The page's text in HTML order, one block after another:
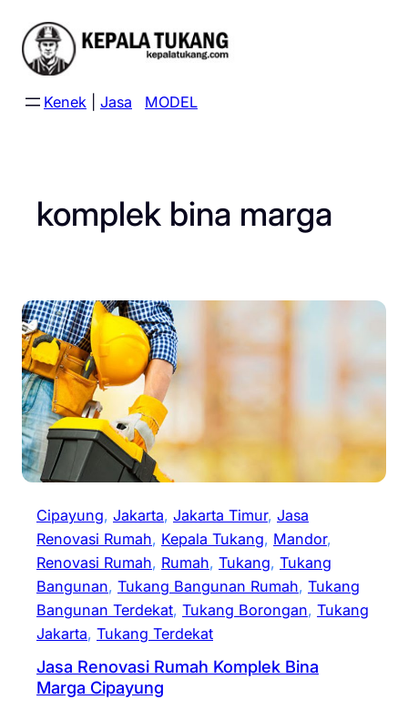
content
Kenek Jasa MODEL
komplek bina marga
Cipayung, Jakarta, Jakarta Timur, Jasa
Renovasi Rumah, Kepala Tukang, Mandor
Renovasi Rumah, Rumah, Tukang, Tukang
Bangunan, Tukang Bangunan Rumah, Tukang
Bangunan Terdekat, Tukang Borongan, Tukang
Jakarta, Tukang Terdekat
Jasa Renovasi Rumah Komplek Bina
Marga Cipayung